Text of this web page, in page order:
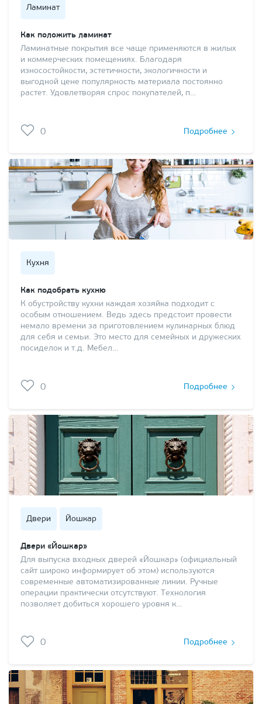
Ламинат
Как положить ламинат
Ламинатные покрытия все чаще применяются в жилых
и коммерческих помещениях. Благодаря
износостойкости, эстетичности, экологичности и
выгодной цене популярность материала постоянно
растет. Удовлетворяя спрос покупателей, п…
0 Подробнее
Кухня
Как подобрать кухню
К обустройству кухни каждая хозяйка подходит с
особым отношением. Ведь здесь предстоит провести
немало времени за приготовлением кулинарных блюд
для себя и семьи. Это место для семейных и дружеских
посиделок и т.д. Мебел…
0 Подробнее
Двери Йошкар
Двери «Йошкар»
Для выпуска входных дверей «Йошкар» (официальный
сайт широко информирует об этом) используются
современные автоматизированные линии. Ручные
операции практически отсутствуют. Технология
позволяет добиться хорошего уровня к…
0 Подробнее